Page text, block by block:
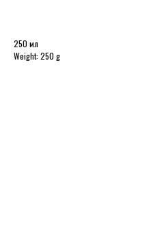
250 мл
Weight: 250 g